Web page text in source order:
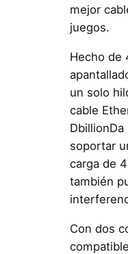
mejor
juegos.
Hecho de
un solo
cable
soportar
carga de
también
Con dos